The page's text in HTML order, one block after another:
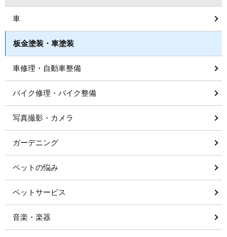
車
板金塗装・車塗装
車修理・自動車整備
バイク修理・バイク整備
写真撮影・カメラ
ガーデニング
ペットの悩み
ペットサービス
音楽・楽器